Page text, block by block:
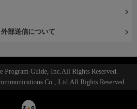
部送信について
Program Guide, Inc.All Rights Reserved.
Co., Ltd.All Rights Reserved.